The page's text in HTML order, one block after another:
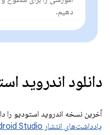
دهیم.
دانلود اندروید
آخرین نسخه اندروید استودیو را
یادداشت‌های انتشار Android Studio